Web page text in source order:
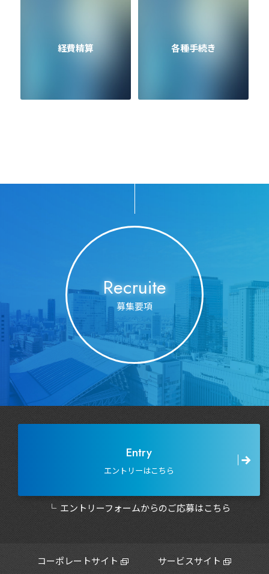
経費精算 各種手続き
Recruite
募集要項
Entry
エントリーはこちら
エントリーフォームからのご応募はこちら
コーポレートサイト サービスサイト